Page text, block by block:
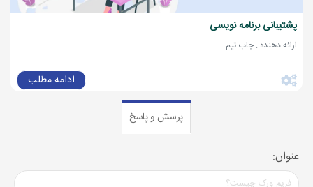
پشتیبانی برنامه نویسی
ارائه دهنده : جاب تیم
ادامه مطلب
پرسش و پاسخ
عنوان: